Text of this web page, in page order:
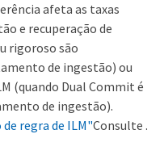
afeta as taxas
e recuperação de
rigoroso são
de ingestão) ou
(quando Dual Commit é
de ingestão).
regra de ILM"Consulte .